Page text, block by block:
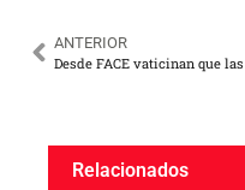
ANTERIOR
Relacionados